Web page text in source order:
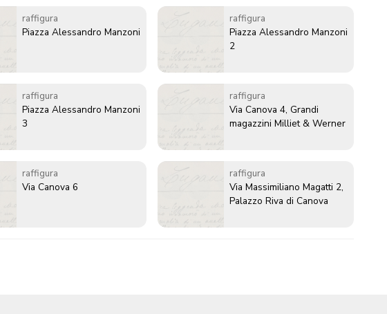
raffigura
Piazza Alessandro Manzoni
raffigura
Piazza Alessandro Manzoni
2
raffigura
Piazza Alessandro Manzoni
3
raffigura
Via Canova 4, Grandi
magazzini Milliet & Werner
raffigura
Via Canova 6
raffigura
Via Massimiliano Magatti 2,
Palazzo Riva di Canova